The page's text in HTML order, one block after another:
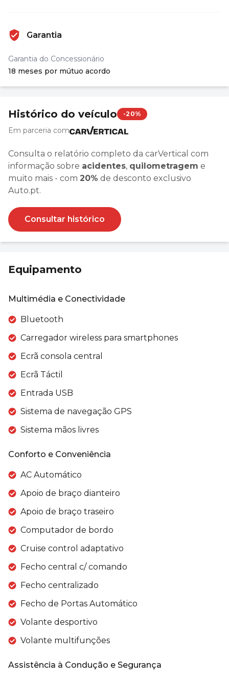
Garantia
Garantia do Concessionário
18 meses por mútuo acordo
Histórico do veículo -20%
Em parceria com
Consulta o relatório completo da carVertical com
informação sobre acidentes, quilometragem e
muito mais - com 20% de desconto exclusivo
Auto.pt.
Consultar histórico
Equipamento
Multimédia e Conectividade
Bluetooth
Carregador wireless para smartphones
Ecrã consola central
Ecrã Táctil
Entrada USB
Sistema de navegação GPS
Sistema mãos livres
Conforto e Conveniência
AC Automático
Apoio de braço dianteiro
Apoio de braço traseiro
Computador de bordo
Cruise control adaptativo
Fecho central c/ comando
Fecho centralizado
Fecho de Portas Automático
Volante desportivo
Volante multifunções
Assistência à Condução e Segurança